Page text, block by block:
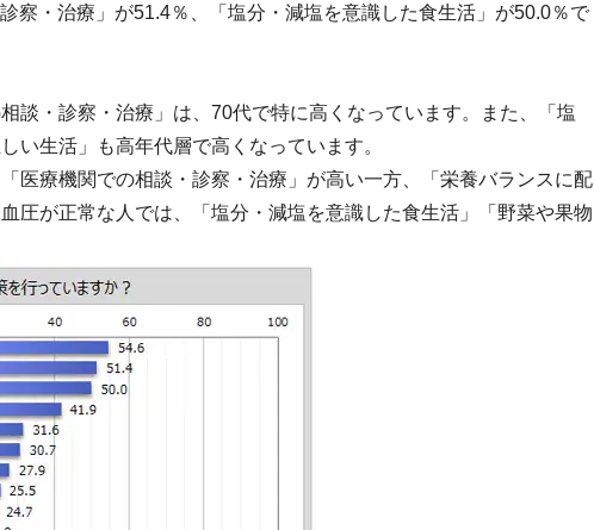
察・治療」が51.4％、「塩分・減塩を意識した食生活」が50.0％で
談・診察・治療」は、70代で特に高くなっています。また、「塩
い生活」も高年代層で高くなっています。
医療機関での相談・診察・治療」が高い一方、「栄養バランスに配
圧が正常な人では、「塩分・減塩を意識した食生活」「野菜や果物